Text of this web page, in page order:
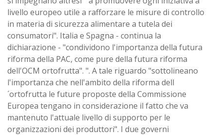
livello europeo utile a rafforzare le misure di controllo
in materia di sicurezza alimentare a tutela dei
consumatori". Italia e Spagna - continua la
dichiarazione - "condividono l'importanza della futura
riforma della PAC, come pure della futura riforma
dell'OCM ortofrutta". ". A tale riguardo "sottolineano
l'importanza che nell'ambito della riforma dell
´ortofrutta le future proposte della Commissione
Europea tengano in considerazione il fatto che va
mantenuto l'attuale livello di supporto per le
organizzazioni dei produttori". I due governi